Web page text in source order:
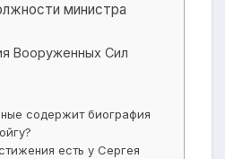
министра
Вооруженных Сил
содержит биография
есть у Сергея